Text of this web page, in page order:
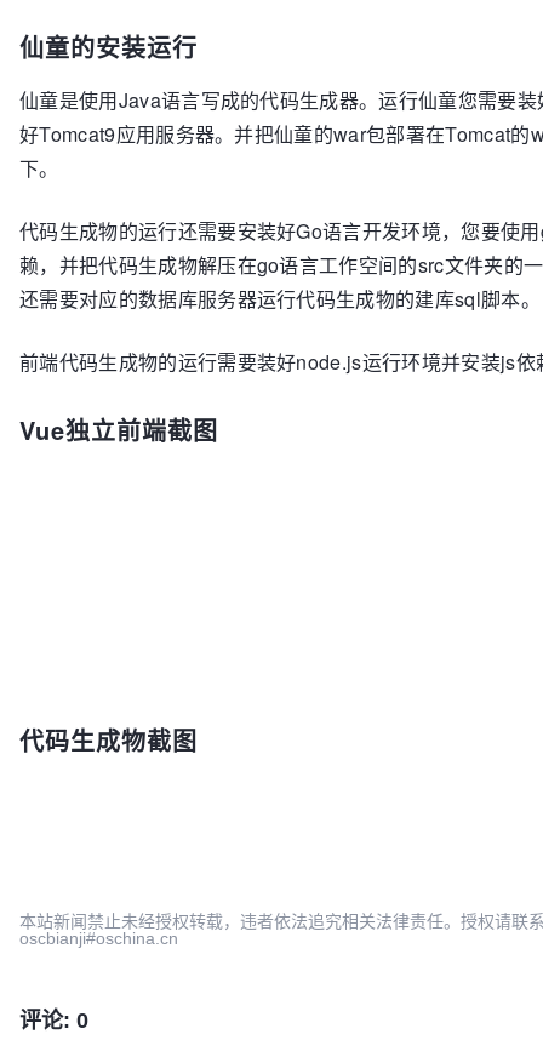
仙童的安装运行
仙童是使用Java语言写成的代码生成器。运行仙童您需要
好Tomcat9应用服务器。并把仙童的war包部署在Tomcat的
下。
代码生成物的运行还需要安装好Go语言开发环境，您要使
赖，并把代码生成物解压在go语言工作空间的src文件夹的
还需要对应的数据库服务器运行代码生成物的建库sql脚本。
前端代码生成物的运行需要装好node.js运行环境并安装js依
Vue独立前端截图
代码生成物截图
本站新闻禁止未经授权转载，违者依法追究相关法律责任。授权请联
oscbianji#oschina.cn
评论: 0